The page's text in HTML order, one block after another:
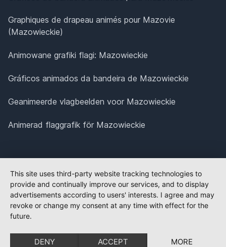
Graphiques de drapeau animés pour Mazovie
(Mazowieckie)
Animowane grafiki flagi: Mazowieckie
Gráficos animados da bandeira de Mazowieckie
Geanimeerde vlagbeelden voor Mazowieckie
Animerad flaggrafik för Mazowieckie
This site uses third-party website tracking technologies to
provide and continually improve our services, and to display
advertisements according to users' interests. I agree and may
revoke or change my consent at any time with effect for the
future.
DENY ACCEPT MORE